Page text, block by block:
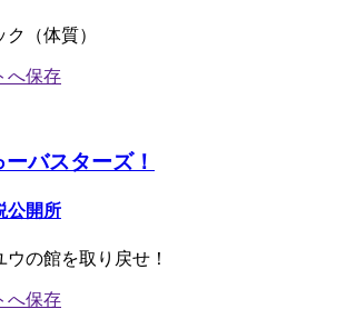
（体質）
バスターズ！
公開所
の館を取り戻せ！